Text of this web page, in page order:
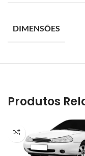
DIMENSÕES
Produtos